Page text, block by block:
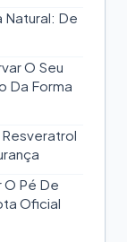
Natural: De
O Seu
Da Forma
O Pé De
Oficial